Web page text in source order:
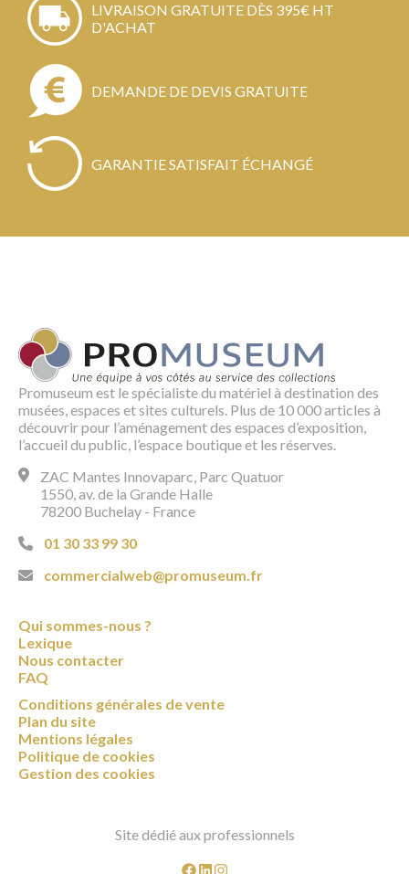
LIVRAISON GRATUITE DÈS 395€ HT
D'ACHAT
DEMANDE DE DEVIS GRATUITE
GARANTIE SATISFAIT ÉCHANGÉ
Promuseum est le spécialiste du matériel à destination des
musées, espaces et sites culturels. Plus de 10 000 articles à
découvrir pour l’aménagement des espaces d’exposition,
l’accueil du public, l’espace boutique et les réserves.
ZAC Mantes Innovaparc, Parc Quatuor
1550, av. de la Grande Halle
78200 Buchelay - France
01 30 33 99 30
commercialweb@promuseum.fr
Qui sommes-nous ?
Lexique
Nous contacter
FAQ
Conditions générales de vente
Plan du site
Mentions légales
Politique de cookies
Gestion des cookies
Site dédié aux professionnels